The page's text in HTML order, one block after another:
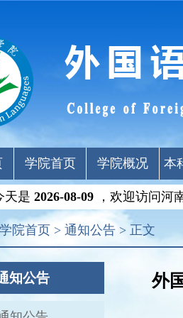
学院首页 学院概况 本
天是 2026-08-09 ，欢迎访问河
学院首页 > 通知公告 > 正文
知公告 外